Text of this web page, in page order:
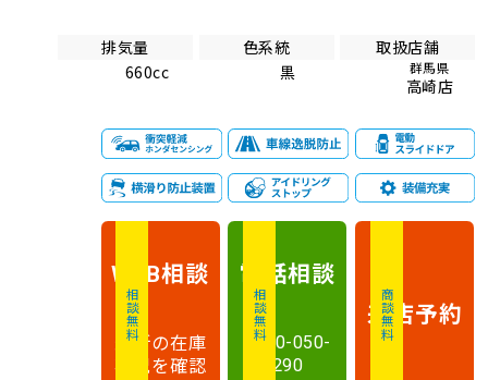
排気量
660cc
色系統
黒
取扱店舗
群馬県
高崎店
相談無料
WEB相談
最新の在庫
状況を確認
相談無料
電話相談
0120-050-
290
商談無料
来店予約